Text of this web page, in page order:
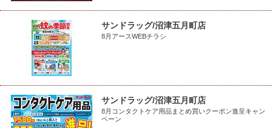
サンドラッグ/沼津五月町店
8月アースWEBチラシ
サンドラッグ/沼津五月町店
8月コンタクトケア用品まとめ買いクーポン進呈キャン
ペーン